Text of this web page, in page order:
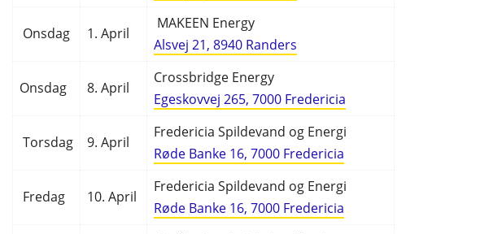
Onsdag 1. April
MAKEEN Energy
Alsvej 21, 8940 Randers
Onsdag 8. April
Crossbridge Energy
Egeskovvej 265, 7000 Fredericia
Torsdag 9. April
Fredericia Spildevand og Energi
Røde Banke 16, 7000 Fredericia
Fredag 10. April
Fredericia Spildevand og Energi
Røde Banke 16, 7000 Fredericia